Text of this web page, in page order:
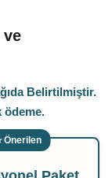
ve
Belirtilmiştir.
ödeme.
Önerilen